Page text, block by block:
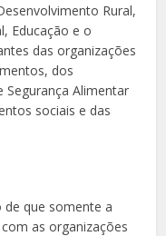
Rural,
Educação e o
das organizações
dos
Segurança Alimentar
sociais e das
que somente a
as organizações